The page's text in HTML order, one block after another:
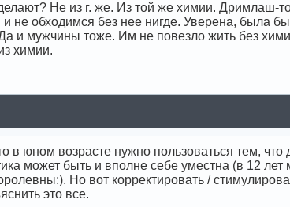
Не из г. же. Из той же химии. Дримлаш-
не обходимся без нее нигде. Уверена, была
и мужчины тоже. Им не повезло жить без
химии.
в юном возрасте нужно пользоваться тем,
может быть и вполне себе уместна (в 12
Но вот корректировать /
это все.